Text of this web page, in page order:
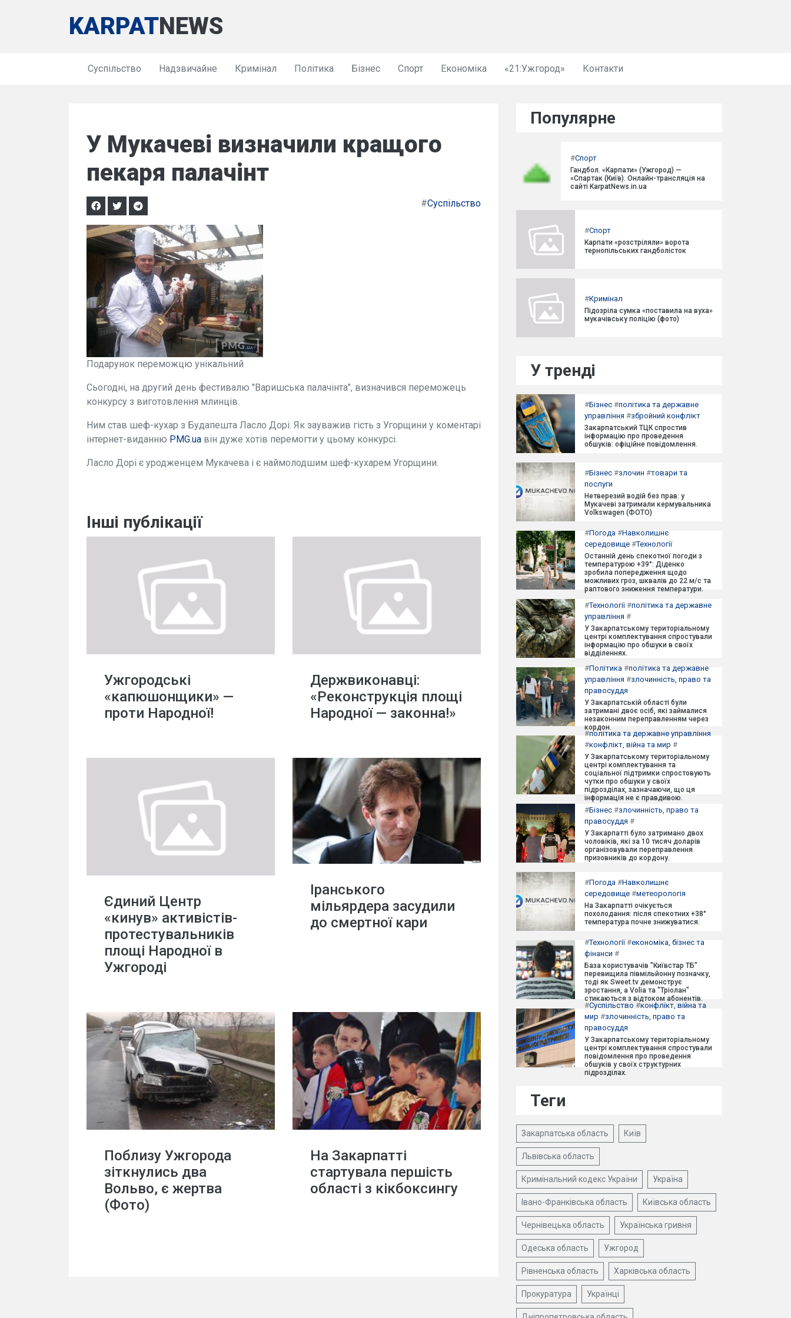
KARPATNEWS
Суспільство Надзвичайне Кримінал Політика Бізнес Спорт Економіка «21:Ужгород» Контакти
У Мукачеві визначили кращого
пекаря палачінт
#Суспільство
Подарунок переможцю унікальний
Сьогодні, на другий день фестивалю "Варишська палачінта", визначився переможець
конкурсу з виготовлення млинців.
Ним став шеф-кухар з Будапешта Ласло Дорі. Як зауважив гість з Угорщини у коментарі
інтернет-виданню PMG.ua він дуже хотів перемогти у цьому конкурсі.
Ласло Дорі є уродженцем Мукачева і є наймолодшим шеф-кухарем Угорщини.
Інші публікації
Ужгородські
«капюшонщики» —
проти Народної!
Держвиконавці:
«Реконструкція площі
Народної — законна!»
Єдиний Центр
«кинув» активістів-
протестувальників
площі Народної в
Ужгороді
Іранського
мільярдера засудили
до смертної кари
Поблизу Ужгорода
зіткнулись два
Вольво, є жертва
(Фото)
На Закарпатті
стартувала першість
області з кікбоксингу
Популярне
#Спорт
Гандбол. «Карпати» (Ужгород) —
«Спартак (Київ). Онлайн-трансляція на
сайті KarpatNews.in.ua
#Спорт
Карпати «розстріляли» ворота
тернопільських гандболісток
#Кримінал
Підозріла сумка «поставила на вуха»
мукачівську поліцію (фото)
У тренді
#Бізнес #політика та державне
управління #збройний конфлікт
Закарпатський ТЦК спростив
інформацію про проведення
обшуків: офіційне повідомлення.
#Бізнес #злочин #товари та
послуги
Нетверезий водій без прав: у
Мукачеві затримали кермувальника
Volkswagen (ФОТО)
#Погода #Навколишнє
середовище #Технології
Останній день спекотної погоди з
температурою +39°: Діденко
зробила попередження щодо
можливих гроз, шквалів до 22 м/с та
раптового зниження температури.
#Технології#політика та державне
управління #
У Закарпатському територіальному
центрі комплектування спростували
інформацію про обшуки в своїх
відділеннях.
#Політика #політика та державне
управління #злочинність, право та
правосуддя
У Закарпатській області були
затримані двоє осіб, які займалися
незаконним переправленням через
кордон.
#політика та державне управління
#конфлікт, війна та мир #
У Закарпатському територіальному
центрі комплектування та
соціальної підтримки спростовують
чутки про обшуки у своїх
підрозділах, зазначаючи, що ця
інформація не є правдивою.
#Бізнес #злочинність, право та
правосуддя #
У Закарпатті було затримано двох
чоловіків, які за 10 тисяч доларів
організовували переправлення
призовників до кордону.
#Погода #Навколишнє
середовище #метеорологія
На Закарпатті очікується
похолодання: після спекотних +38°
температура почне знижуватися.
#Технології#економіка, бізнес та
фінанси #
База користувачів "Київстар ТБ"
перевищила півмільйонну позначку,
тоді як Sweet.tv демонструє
зростання, а Volia та "Тріолан"
стикаються з відтоком абонентів.
#Суспільство #конфлікт, війна та
мир #злочинність, право та
правосуддя
У Закарпатському територіальному
центрі комплектування спростували
повідомлення про проведення
обшуків у своїх структурних
підрозділах.
Теги
Закарпатська область Київ
Львівська область
Кримінальний кодекс України Україна
Івано-Франківська область Київська область
Чернівецька область Українська гривня
Одеська область Ужгород
Рівненська область Харківська область
Прокуратура Українці